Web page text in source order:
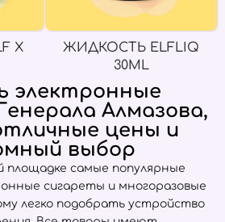
X
ЖИДКОСТЬ ELFLIQ
30ML
электронные
Алмазова,
цены и
выбор
площадке самые популярные
сигареты и многоразовые
легко подобрать устройство